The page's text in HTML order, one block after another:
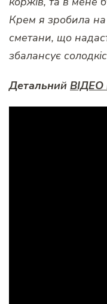
Крем я зробила на
сметани, що
збалансує
Детальний